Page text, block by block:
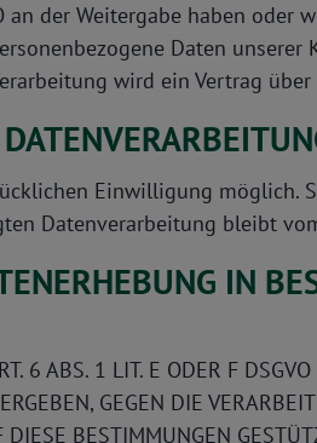
der Weitergabe haben
Daten
wird ein Vertrag
Einwilligung
Datenverarbeitung bleibt
IN
6 ABS. 1 LIT. E ODER F
GEGEN DIE
BESTIMMUNGEN